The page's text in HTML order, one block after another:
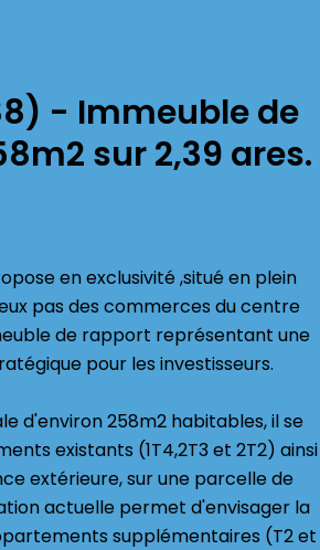
- Immeuble de
sur 2,39 ares.
en exclusivité ,situé en plein
pas des commerces du centre
de rapport représentant une
pour les investisseurs.
d'environ 258m2 habitables, il se
existants (1T4,2T3 et 2T2) ainsi
extérieure, sur une parcelle de
actuelle permet d'envisager la
supplémentaires (T2 et